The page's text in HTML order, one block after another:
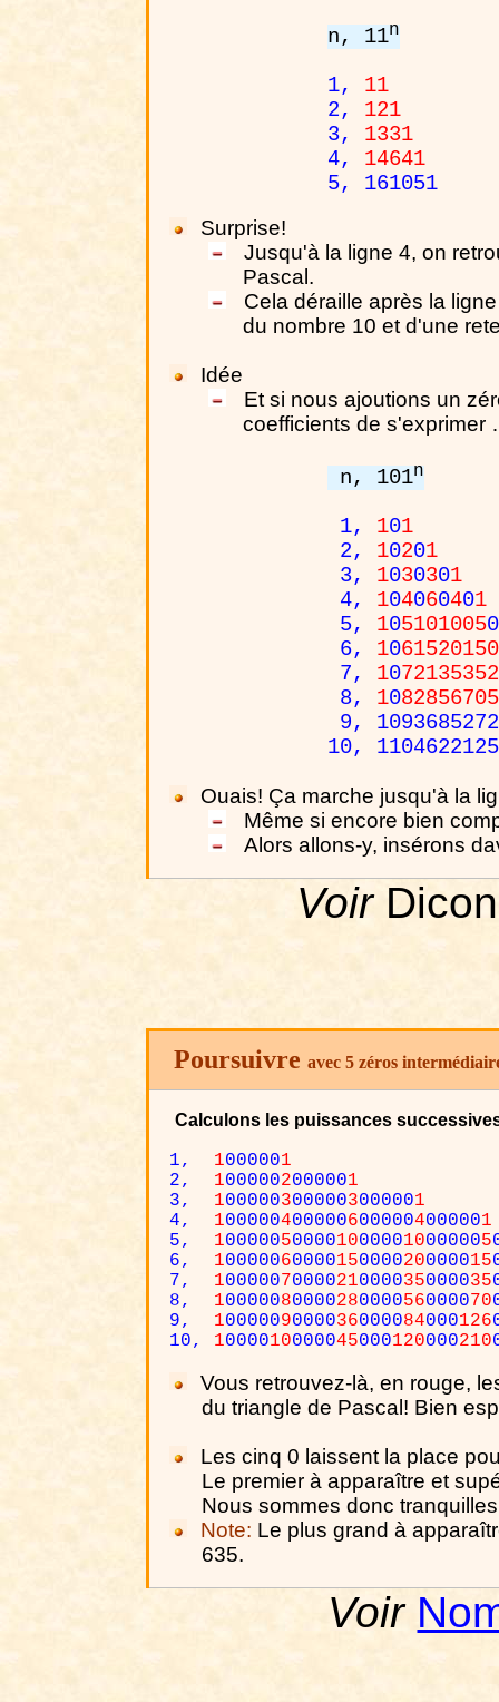
n, 11n
1, 11
2, 121
3, 1331
4, 14641
5, 161051
Surprise!
Jusqu'à la ligne 4, on
Pascal.
Cela déraille après la
du nombre 10 et d'une
Idée
Et si nous ajoutions un
coefficients de s'exprimer
n, 101n
1, 101
2, 10201
3, 1030301
4, 104060401
5, 1051010050
6, 10
7, 10
8, 10
9,
10,
Ouais! Ça marche jusqu'à la
Même si encore bien
Alors allons-y, insérons
Voir
Poursuivreavec 5 zéros
Calculons les puissances
1, 1000001
2,
1000002000001
3,
1000003000003000001
4,
1000004000006000004000001
5,
1000005000010000010000005
6,
1000006000015000020000015
7,
1000007000021000035000035
8,
1000008000028000056000070
9,
1000009000036000084000126
10, 1000010000045000120000210
Vous retrouvez-là, en rouge,
du triangle de Pascal! Bien
Les cinq 0 laissent la place
Le premier à apparaître et
Nous sommes donc
Note: Le plus grand à
635.
Voir